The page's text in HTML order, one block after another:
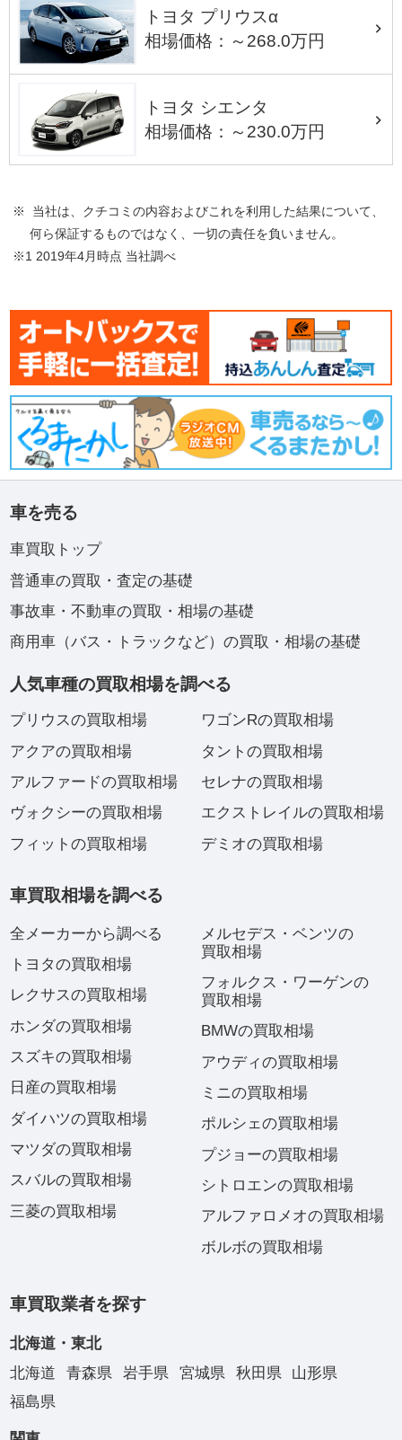
トヨタ プリウスα
相場価格：～268.0万円
トヨタ シエンタ
相場価格：～230.0万円
※ 当社は、クチコミの内容およびこれを利用した結果について、
何ら保証するものではなく、一切の責任を負いません。
※1 2019年4月時点 当社調べ
車を売る
車買取トップ
普通車の買取・査定の基礎
事故車・不動車の買取・相場の基礎
商用車（バス・トラックなど）の買取・相場の基礎
人気車種の買取相場を調べる
プリウスの買取相場
アクアの買取相場
アルファードの買取相場
ヴォクシーの買取相場
フィットの買取相場
ワゴンRの買取相場
タントの買取相場
セレナの買取相場
エクストレイルの買取相場
デミオの買取相場
車買取相場を調べる
全メーカーから調べる
トヨタの買取相場
レクサスの買取相場
ホンダの買取相場
スズキの買取相場
日産の買取相場
ダイハツの買取相場
マツダの買取相場
スバルの買取相場
三菱の買取相場
メルセデス・ベンツの
買取相場
フォルクス・ワーゲンの
買取相場
BMWの買取相場
アウディの買取相場
ミニの買取相場
ポルシェの買取相場
プジョーの買取相場
シトロエンの買取相場
アルファロメオの買取相場
ボルボの買取相場
車買取業者を探す
北海道・東北
北海道
青森県 岩手県 宮城県 秋田県
山形県
福島県